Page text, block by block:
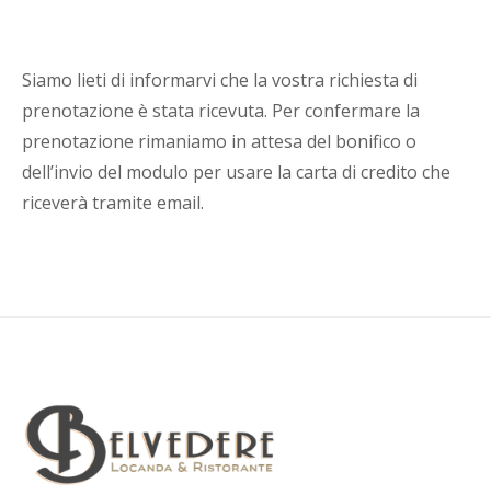
Siamo lieti di informarvi che la vostra richiesta di
prenotazione è stata ricevuta. Per confermare la
prenotazione rimaniamo in attesa del bonifico o
dell’invio del modulo per usare la carta di credito che
riceverà tramite email.